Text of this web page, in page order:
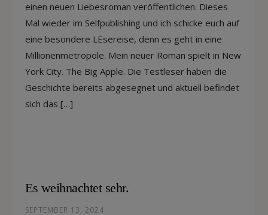
einen neuen Liebesroman veröffentlichen. Dieses
Mal wieder im Selfpublishing und ich schicke euch auf
eine besondere LEsereise, denn es geht in eine
Millionenmetropole. Mein neuer Roman spielt in New
York City. The Big Apple. Die Testleser haben die
Geschichte bereits abgesegnet und aktuell befindet
sich das […]
Es weihnachtet sehr.
SEPTEMBER 13, 2024